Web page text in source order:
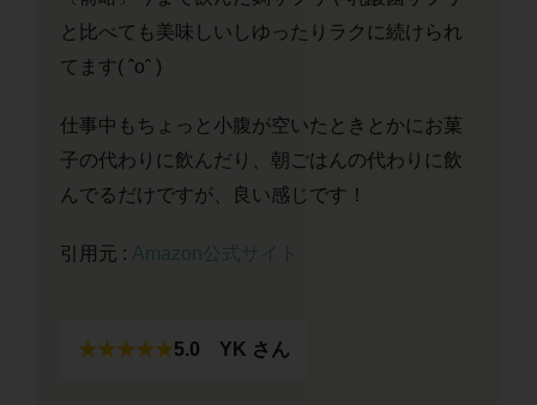
と比べても美味しいしゆったりラクに続けられ
てます( ˆoˆ )
​仕事中もちょっと小腹が空いたときとかにお菓
子の代わりに飲んだり、朝ごはんの代わりに飲
んでるだけですが、良い感じです！
引用元 : Amazon公式サイト
★★★★★5.0 YK さん